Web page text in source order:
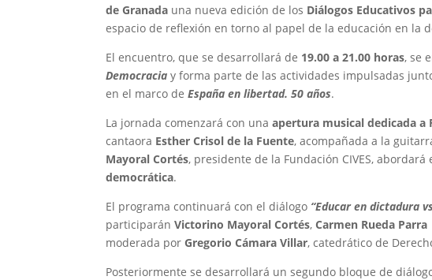
de Granada una nueva edición de los Diálogos Educativos
espacio de reflexión en torno al papel de la educación en la
El encuentro, que se desarrollará de 19.00 a 21.00 horas, se
Democracia y forma parte de las actividades impulsadas
en el marco deEspaña en libertad. 50 años.
La jornada comenzará con unaapertura musical dedicada a
cantaora Esther Crisol de la Fuente, acompañada a la
Mayoral Cortés, presidente de la Fundación CIVES,
democrática.
El programa continuará con el diálogo “Educar en dictadura
participaránVictorino Mayoral Cortés,Carmen Rueda Parra
moderada porGregorio Cámara Villar, catedrático de
Posteriormente se desarrollará un segundo bloque de